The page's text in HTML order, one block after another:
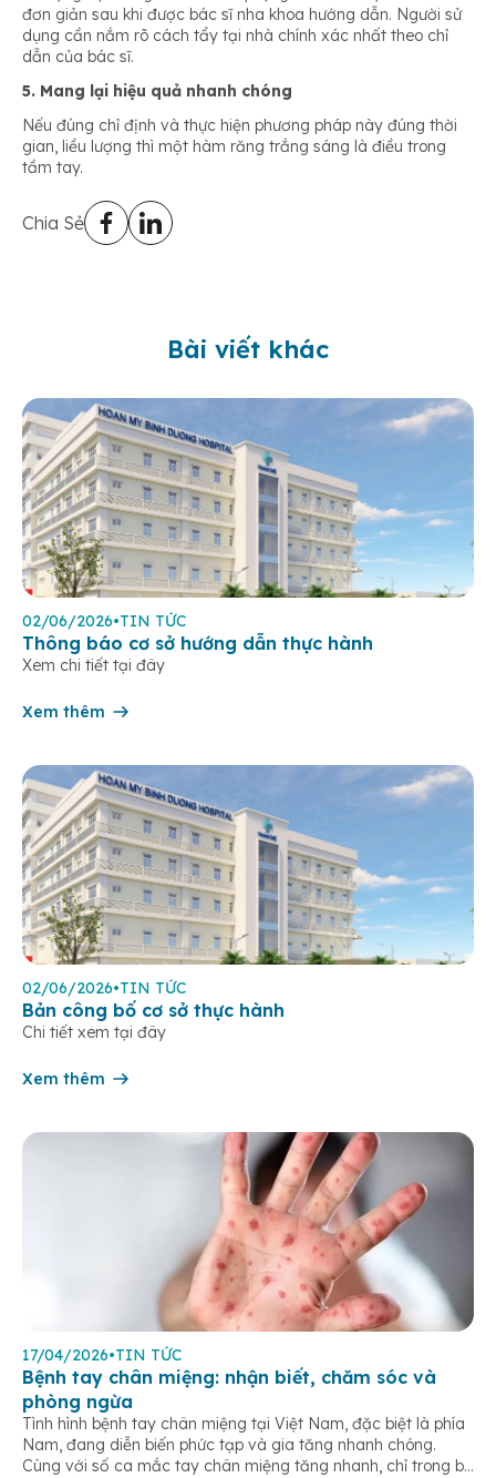
đơn giản sau khi được bác sĩ nha khoa hướng dẫn. Người sử
dụng cần nắm rõ cách tẩy tại nhà chính xác nhất theo chỉ
dẫn của bác sĩ.
5. Mang lại hiệu quả nhanh chóng
Nếu đúng chỉ định và thực hiện phương pháp này đúng thời
gian, liều lượng thì một hàm răng trắng sáng là điều trong
tầm tay.
Chia Sẻ
Bài viết khác
02/06/2026•TIN TỨC
Thông báo cơ sở hướng dẫn thực hành
Xem chi tiết tại đây
Xem thêm
02/06/2026•TIN TỨC
Bản công bố cơ sở thực hành
Chi tiết xem tại đây
Xem thêm
17/04/2026•TIN TỨC
Bệnh tay chân miệng: nhận biết, chăm sóc và
phòng ngừa
Tình hình bệnh tay chân miệng tại Việt Nam, đặc biệt là phía
Nam, đang diễn biến phức tạp và gia tăng nhanh chóng.
Cùng với số ca mắc tay chân miệng tăng nhanh, chỉ trong ba